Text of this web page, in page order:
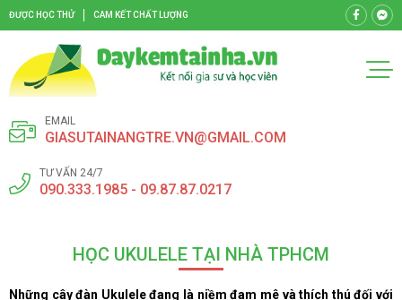
ĐƯỢC HỌC THỬ CAM KẾT CHẤT LƯỢNG
EMAIL
GIASUTAINANGTRE.VN@GMAIL.COM
TƯ VẤN 24/7
090.333.1985 - 09.87.87.0217
HỌC UKULELE TẠI NHÀ TPHCM
Những cây đàn Ukulele đang là niềm đam mê và thích thú đối với